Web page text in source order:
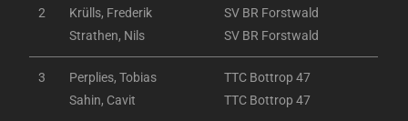
2
Krülls, Frederik
Strathen, Nils
SV BR Forstwald
SV BR Forstwald
3
Perplies, Tobias
Sahin, Cavit
TTC Bottrop 47
TTC Bottrop 47